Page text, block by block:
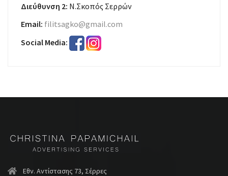
Διεύθυνση 2: Ν.Σκοπός Σερρών
Email: filitsagko@gmail.com
Social Media:
Εθν. Αντίστασης 73, Σέρρες